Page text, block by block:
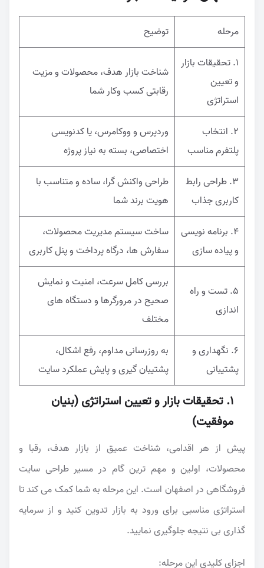
مرحله توضیح
۱. تحقیقات بازار
و تعیین
استراتژی
شناخت بازار هدف، محصولات و مزیت
رقابتی کسب وکار شما
۲. انتخاب
پلتفرم مناسب
وردپرس و ووکامرس، یا کدنویسی
اختصاصی، بسته به نیاز پروژه
۳. طراحی رابط
کاربری جذاب
طراحی واکنش گرا، ساده و متناسب با
هویت برند شما
۴. برنامه نویسی
و پیاده سازی
ساخت سیستم مدیریت محصولات،
سفارش ها، درگاه پرداخت و پنل کاربری
۵. تست و راه
اندازی
بررسی کامل سرعت، امنیت و نمایش
صحیح در مرورگرها و دستگاه های
مختلف
۶. نگهداری و
پشتیبانی
به روزرسانی مداوم، رفع اشکال،
پشتیبان گیری و پایش عملکرد سایت
۱. تحقیقات بازار و تعیین استراتژی (بنیان
موفقیت)
پیش از هر اقدامی، شناخت عمیق از بازار هدف، رقبا و
محصولات، اولین و مهم ترین گام در مسیر طراحی سایت
فروشگاهی در اصفهان است. این مرحله به شما کمک می کند تا
استراتژی مناسبی برای ورود به بازار تدوین کنید و از سرمایه
گذاری بی نتیجه جلوگیری نمایید.
اجزای کلیدی این مرحله: